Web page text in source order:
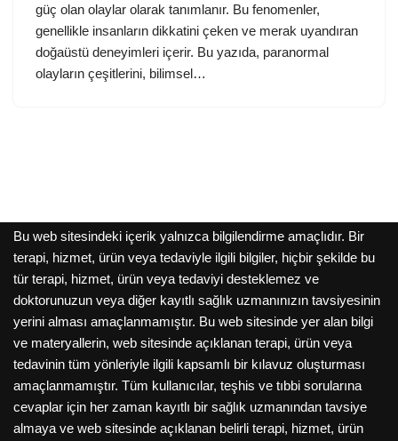
güç olan olaylar olarak tanımlanır. Bu fenomenler,
genellikle insanların dikkatini çeken ve merak uyandıran
doğaüstü deneyimleri içerir. Bu yazıda, paranormal
olayların çeşitlerini, bilimsel…
Bu web sitesindeki içerik yalnızca bilgilendirme amaçlıdır. Bir
terapi, hizmet, ürün veya tedaviyle ilgili bilgiler, hiçbir şekilde bu
tür terapi, hizmet, ürün veya tedaviyi desteklemez ve
doktorunuzun veya diğer kayıtlı sağlık uzmanınızın tavsiyesinin
yerini alması amaçlanmamıştır. Bu web sitesinde yer alan bilgi
ve materyallerin, web sitesinde açıklanan terapi, ürün veya
tedavinin tüm yönleriyle ilgili kapsamlı bir kılavuz oluşturması
amaçlanmamıştır. Tüm kullanıcılar, teşhis ve tıbbi sorularına
cevaplar için her zaman kayıtlı bir sağlık uzmanından tavsiye
almaya ve web sitesinde açıklanan belirli terapi, hizmet, ürün